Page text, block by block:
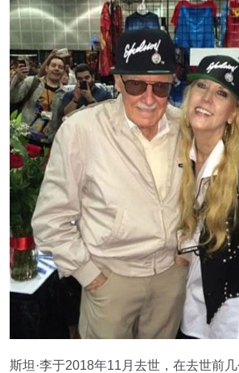
斯坦·李于2018年11月去世，在去世前